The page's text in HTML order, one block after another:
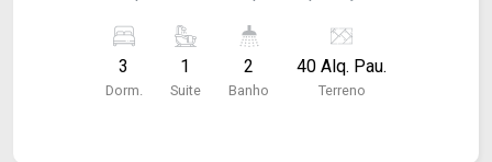
de estilo contemporâneo, composta por 03
dormitórios, sala de estar, cozinha e banheiro
social, proporcionando conforto e funcionalidade.
3
Dorm.
1
Suite
2
Banho
40 Alq. Pau.
Terreno